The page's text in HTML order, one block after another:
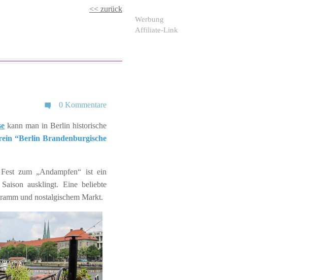
<< zurück
0 Kommentare
kann man in Berlin historische
“Berlin Brandenburgische
zum „Andampfen“ ist ein
ausklingt. Eine beliebte
und nostalgischem Markt.
Werbung
Affiliate-Link